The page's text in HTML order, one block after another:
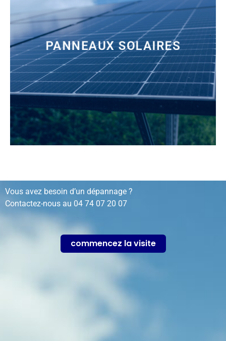
PANNEAUX SOLAIRES
installation, rénovation, dépannage…
Vous avez besoin d’un dépannage ?
Contactez-nous au 04 74 07 20 07
commencez la visite